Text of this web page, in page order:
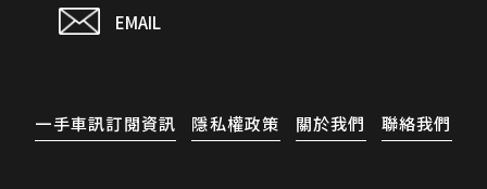
EMAIL
一手車訊訂閱資訊 隱私權政策 關於我們 聯絡我們